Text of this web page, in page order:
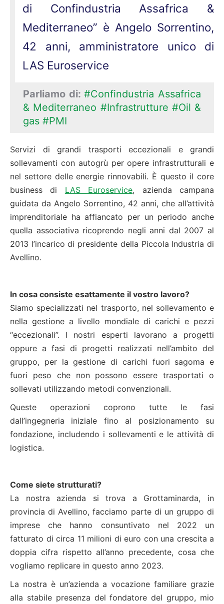
di Confindustria Assafrica &
Mediterraneo” è Angelo Sorrentino,
42 anni, amministratore unico di
LAS Euroservice
Parliamo di:#Confindustria Assafrica
& Mediterraneo #Infrastrutture #Oil &
gas #PMI
Servizi di grandi trasporti eccezionali e grandi
sollevamenti con autogrù per opere infrastrutturali e
nel settore delle energie rinnovabili. È questo il core
business di LAS Euroservice, azienda campana
guidata da Angelo Sorrentino, 42 anni, che all’attività
imprenditoriale ha affiancato per un periodo anche
quella associativa ricoprendo negli anni dal 2007 al
2013 l’incarico di presidente della Piccola Industria di
Avellino.
In cosa consiste esattamente il vostro lavoro?
Siamo specializzati nel trasporto, nel sollevamento e
nella gestione a livello mondiale di carichi e pezzi
“eccezionali”. I nostri esperti lavorano a progetti
oppure a fasi di progetti realizzati nell’ambito del
gruppo, per la gestione di carichi fuori sagoma e
fuori peso che non possono essere trasportati o
sollevati utilizzando metodi convenzionali.
Queste operazioni coprono tutte le fasi
dall’ingegneria iniziale fino al posizionamento su
fondazione, includendo i sollevamenti e le attività di
logistica.
Come siete strutturati?
La nostra azienda si trova a Grottaminarda, in
provincia di Avellino, facciamo parte di un gruppo di
imprese che hanno consuntivato nel 2022 un
fatturato di circa 11 milioni di euro con una crescita a
doppia cifra rispetto all’anno precedente, cosa che
vogliamo replicare in questo anno 2023.
La nostra è un’azienda a vocazione familiare grazie
alla stabile presenza del fondatore del gruppo, mio